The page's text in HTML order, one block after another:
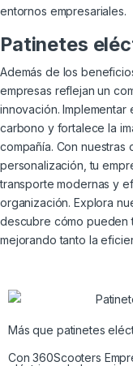
entornos empresariales.
Patinetes
Además de los
empresas reflejan un
innovación.
carbono y fortalece la
compañía. Con
personalización, tu
transporte modernas y
organización. Explora
descubre cómo pueden
mejorando tanto la
Más que patinetes
Con 360Scooters